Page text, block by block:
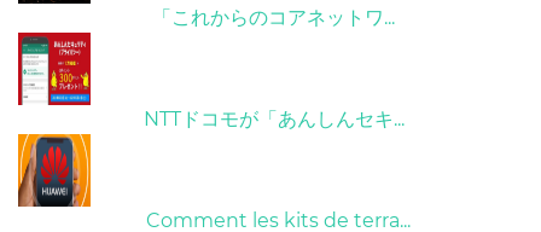
「これからのコアネットワ...
NTTドコモが「あんしんセキ...
Comment les kits de terra...